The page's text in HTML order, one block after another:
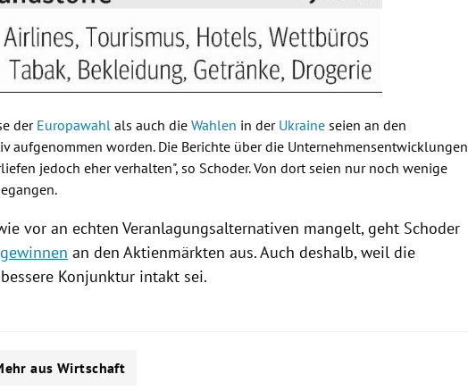
der Europawahl als auch dieWahlen in der Ukraine seien an den
aufgenommen worden. Die Berichte über die Unternehmensentwicklungen
jedoch eher verhalten", so Schoder. Von dort seien nur noch wenige
vor an echten Veranlagungsalternativen mangelt, geht Schoder
an den Aktienmärkten aus. Auch deshalb, weil die
Konjunktur intakt sei.
aus Wirtschaft